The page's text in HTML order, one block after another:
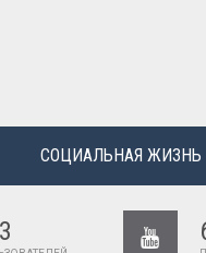
СОЦИАЛЬНАЯ ЖИЗНЬ